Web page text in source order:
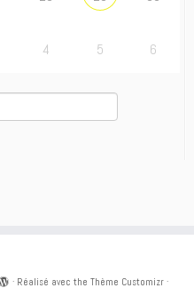
4 5 6
· Réalisé avec the Thème Customizr·